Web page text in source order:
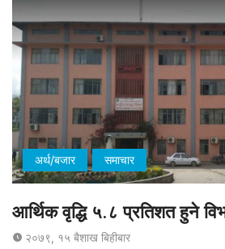
अर्थ/बजार समाचार
आर्थिक वृद्धि ५.८ प्रतिशत हुने
२०७९, १५ बैशाख बिहीबार